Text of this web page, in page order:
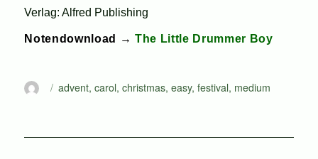
Verlag: Alfred Publishing
Notendownload →The Little Drummer Boy
AutorSchlagwörter
advent,carol,christmas,easy,festival, medium